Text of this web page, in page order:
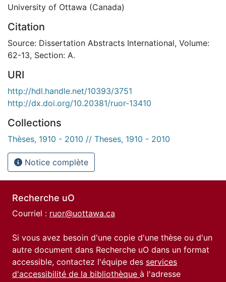
University of Ottawa (Canada)
Citation
Source: Dissertation Abstracts International, Volume:
62-13, Section: A.
URI
http://hdl.handle.net/10393/3751
http://dx.doi.org/10.20381/ruor-13410
Collections
Thèses, 1910 - 2010 // Theses, 1910 - 2010
Notice complète
Recherche uO
Courriel : ruor@uottawa.ca
Si vous avez besoin d'une copie d'une thèse ou d'un
autre document dans Recherche uO dans un format
accessible, contactez l'équipe des services
d'accessibilité de la bibliothèque à l'adresse